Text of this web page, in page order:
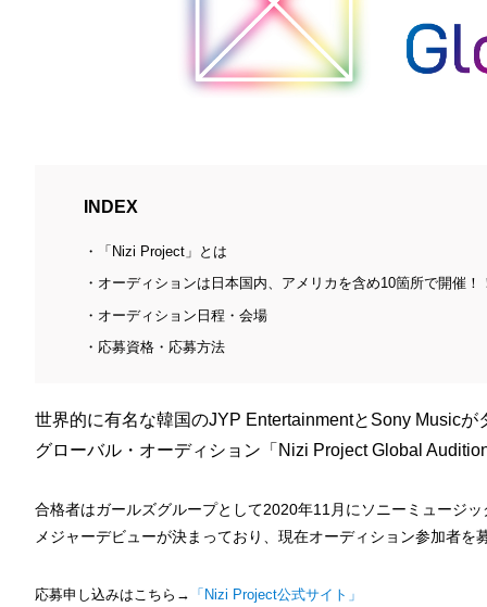
INDEX
「Nizi Project」とは
オーディションは日本国内、アメリカを含め10箇所で開催！
オーディション日程・会場
応募資格・応募方法
世界的に有名な韓国のJYP EntertainmentとSony Musicが
グローバル・オーディション「Nizi Project Global
合格者はガールズグループとして2020年11月にソニーミュージッ
メジャーデビューが決まっており、現在オーディション参加者を
応募申し込みはこちら→ 「Nizi Project公式サイト」